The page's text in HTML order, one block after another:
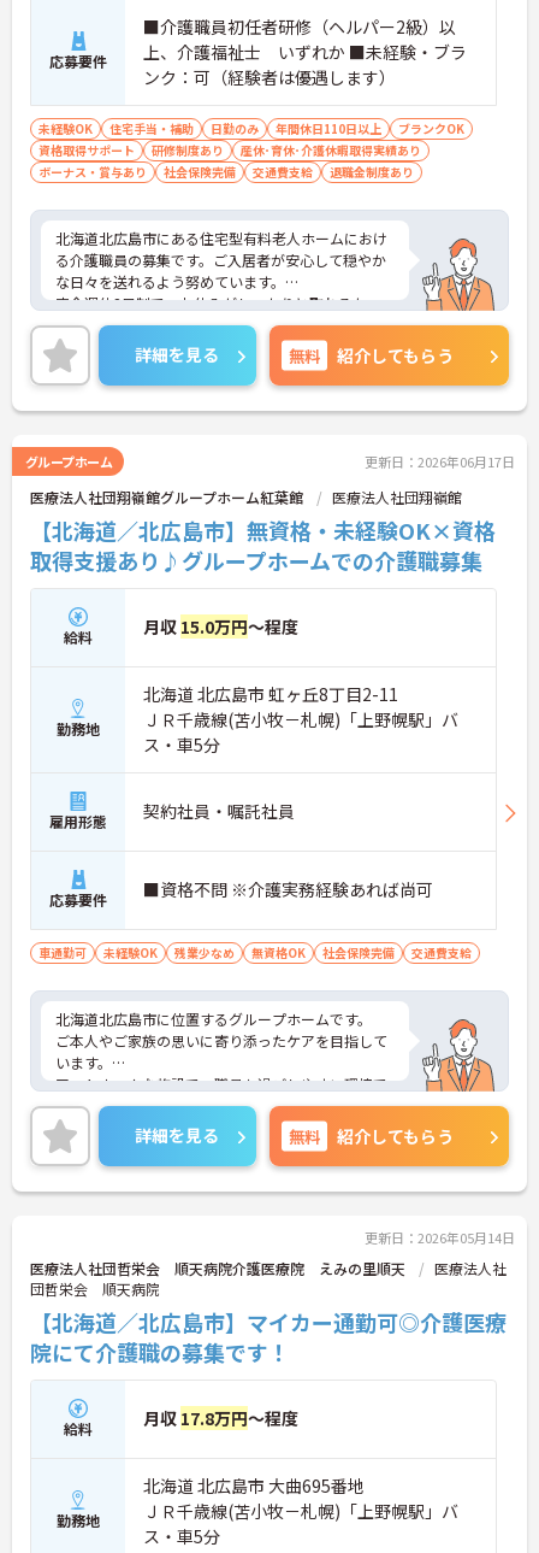
応募要件
■介護職員初任者研修（ヘルパー2級）以
上、介護福祉士 いずれか ■未経験・ブラ
ンク：可（経験者は優遇します）
未経験OK 住宅手当・補助 日勤のみ 年間休日110日以上
ブランクOK
資格取得サポート
研修制度あり
産休･育休･介護休暇取得実績あり
ボーナス・賞与あり
社会保険完備 交通費支給 退職金制度あり
北海道北広島市にある住宅型有料老人ホームにおけ
る介護職員の募集です。ご入居者が安心して穏やか
な日々を送れるよう努めています。
完全週休2日制で、お休みがしっかりと取れるた
め、プライベートとのメリハリをつけた働き方がで
きます。
ご興味のある方には、面接対策ポイントなど、さら
に詳細をお話しいたしますのでお気軽にご相談くだ
さい！
詳細を見る 無料 紹介してもらう
グループホーム 更新日：2026年06月17日
医療法人社団翔嶺館グループホーム紅葉館 医療法人社団翔嶺館
【北海道／北広島市】無資格・未経験OK×資格
取得支援あり♪グループホームでの介護職募集
給料 月収 15.0万円～程度
勤務地
北海道 北広島市 虹ヶ丘8丁目2-11
ＪＲ千歳線(苫小牧－札幌)「上野幌駅」バ
ス・車5分
雇用形態 契約社員・嘱託社員
応募要件 ■資格不問 ※介護実務経験あれば尚可
車通勤可 未経験OK 残業少なめ 無資格OK 社会保険完備 交通費支給
北海道北広島市に位置するグループホームです。
ご本人やご家族の思いに寄り添ったケアを目指して
います。
アットホームな施設で、職員も過ごしやすい環境で
す。
正社員登用制度もあり、長くご勤務いただけます。
介護系の経験・資格がない方もチャレンジいただ
け、資格取得支援もあり、スキルアップも目指せま
す。
詳細をお話しいたしますのでお気軽にご相談くださ
詳細を見る 無料 紹介してもらう
更新日：2026年05月14日
医療法人社団哲栄会 順天病院介護医療院 えみの里順天
医療法人社
団哲栄会 順天病院
【北海道／北広島市】マイカー通勤可◎介護医療
院にて介護職の募集です！
給料 月収 17.8万円～程度
勤務地
北海道 北広島市 大曲695番地
ＪＲ千歳線(苫小牧－札幌)「上野幌駅」バ
ス・車5分